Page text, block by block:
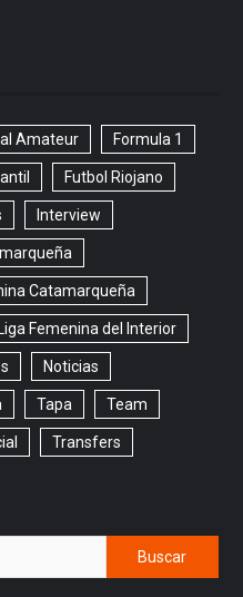
Amateur Formula 1
Futbol Riojano
Interview
Catamarqueña
Liga Femenina del Interior
Noticias
Tapa Team
Transfers